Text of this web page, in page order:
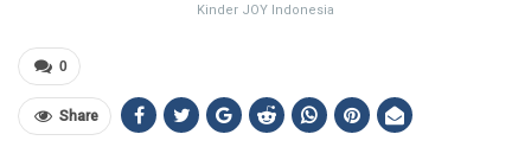
Kinder JOY Indonesia
0
Share